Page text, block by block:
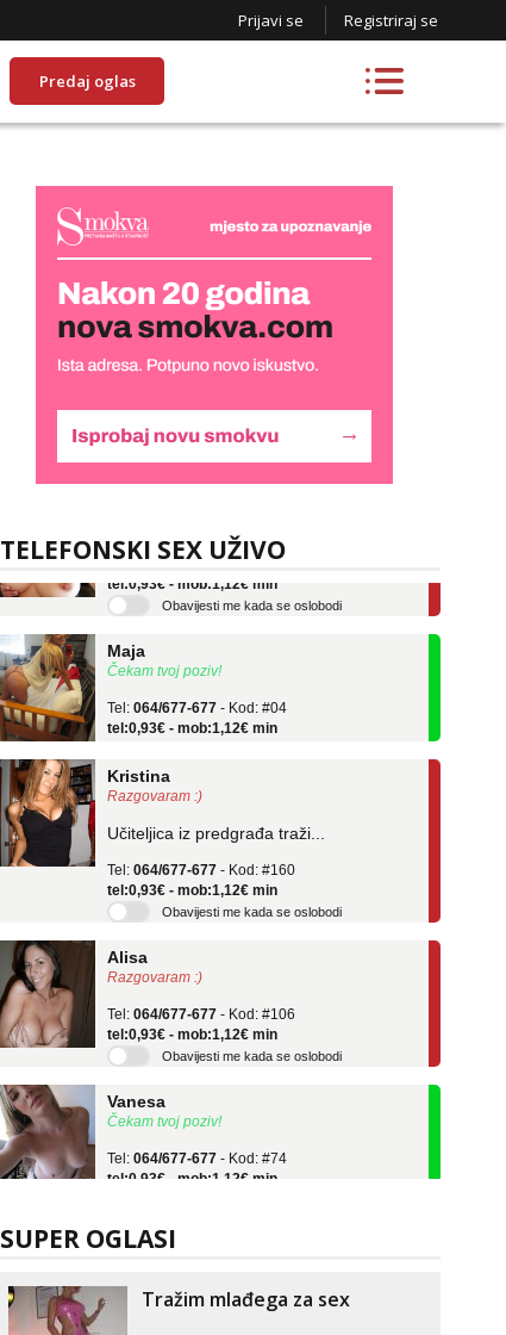
Prijavi se Registriraj se
Predaj oglas
TELEFONSKI SEX UŽIVO
Liliana
Tel: 064/677-677 - Kod: #69
tel:0,93€ - mob:1,12€ min
Obavijesti me kada se oslobodi
Čekam tvoj poziv!
064/677-677
tel:0,93€ - mob:1,12€ min
Razgovaram :)
Učiteljica iz predgrađa traži...
064/677-677
- Kod: #160
tel:0,93€ - mob:1,12€ min
Obavijesti me kada se oslobodi
Razgovaram :)
064/677-677
tel:0,93€ - mob:1,12€ min
Obavijesti me kada se oslobodi
Čekam tvoj poziv!
064/677-677
tel:0,93€ - mob:1,12€ min
SUPER OGLASI
Tražim mlađega za sex